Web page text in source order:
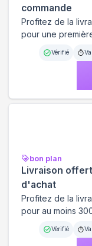
commande
Profitez de la
pour une
Vérifié
bon plan
Livraison
d'achat
Profitez de la
pour au moins
Vérifié